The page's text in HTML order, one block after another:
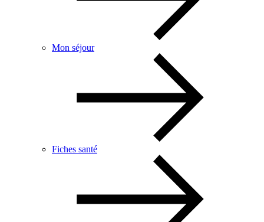
Mon séjour
Fiches santé